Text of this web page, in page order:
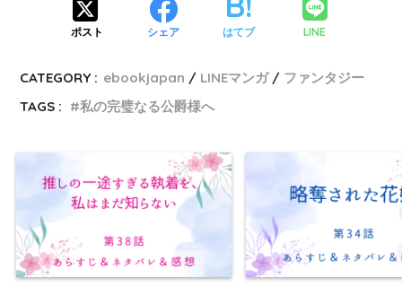
ポスト シェア はてブ LINE
CATEGORY : ebookjapan LINEマンガ
ファンタジー
TAGS :
私の完璧なる公爵様へ